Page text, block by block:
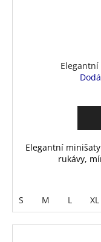
Elegantní
Elegantní
rukávy,
S M L XL